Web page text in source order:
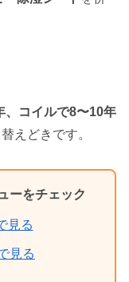
、コイルで8〜10年
えどきです。
ーをチェック
見る
見る